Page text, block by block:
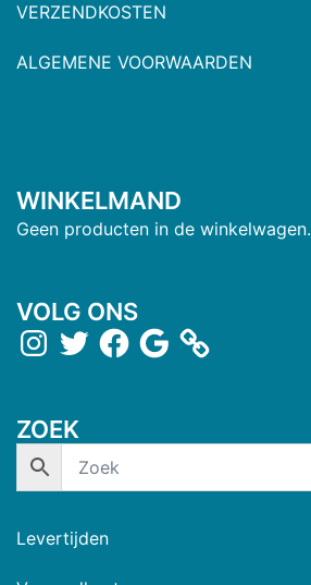
VERZENDKOSTEN
ALGEMENE VOORWAARDEN
WINKELMAND
Geen producten in de winkelwagen.
VOLG ONS
ZOEK
Levertijden